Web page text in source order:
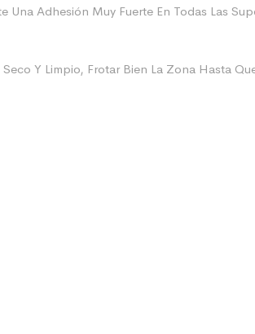
Una Adhesión Muy Fuerte En Todas Las
Y Limpio, Frotar Bien La Zona Hasta